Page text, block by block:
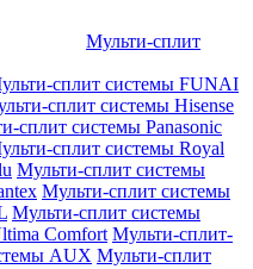
Мульти-сплит
сплит системы FUNAI
сплит системы Hisense
сплит системы Panasonic
сплит системы Royal
Мульти-сплит системы
Мульти-сплит системы
Мульти-сплит системы
Comfort Мульти-сплит-
AUX Мульти-сплит